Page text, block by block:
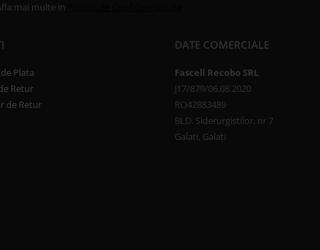
mai multe in
Plata
Retur
de Retur
DATE COMERCIALE
Fascell Recobo SRL
J17/879/06.08.2020
RO42883489
BLD. Siderurgistilor, nr 7
Galati, Galați